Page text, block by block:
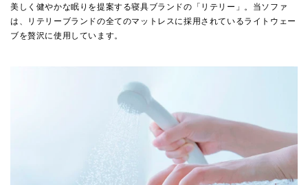
美しく健やかな眠りを提案する寝具ブランドの「リテリー」。当ソファ
は、リテリーブランドの全てのマットレスに採用されているライトウェー
ブを贅沢に使用しています。